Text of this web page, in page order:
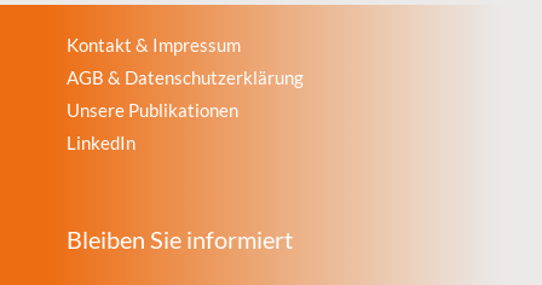
Kontakt & Impressum
AGB & Datenschutzerklärung
Unsere Publikationen
LinkedIn
Bleiben Sie informiert